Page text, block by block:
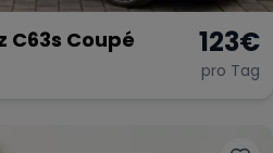
C63s Coupé 123€
pro Tag